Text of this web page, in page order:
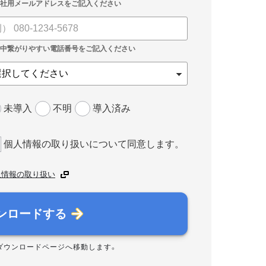
未導入 不明 導入済み
個人情報の取り扱いについて同意します。
報の取り扱い
ロードする
ウンロードページへ移動します。